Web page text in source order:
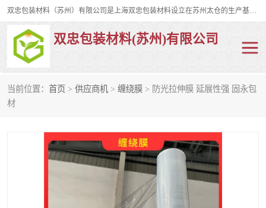
双忠包装材料（苏州）有限公司是上海双忠包装材料设立在苏州太仓的生产基地，占地约2万平米，产品主要有打孔缠绕膜，拉伸蜂窝纸，集装箱充气袋，滑托板，打包带，裹包网兜，防滑纸等箱体和托盘的运输和保护性包材。固永包材®，GooYon Pack®，是我们保护性包装材料的专属品牌。
双忠包装材料(苏州)有限公司
当前位置： 首页 > 供应商机 > 缠绕膜 > 防光拉伸膜 延展性强 固永包
材
裹包网兜 纤维打包带
充气袋
缠绕膜